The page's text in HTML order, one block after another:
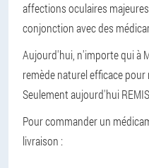
affections oculaires
conjonction avec des
Aujourd'hui, n'importe qui à
remède naturel efficace
Seulement aujourd'hui
Pour commander un
livraison :